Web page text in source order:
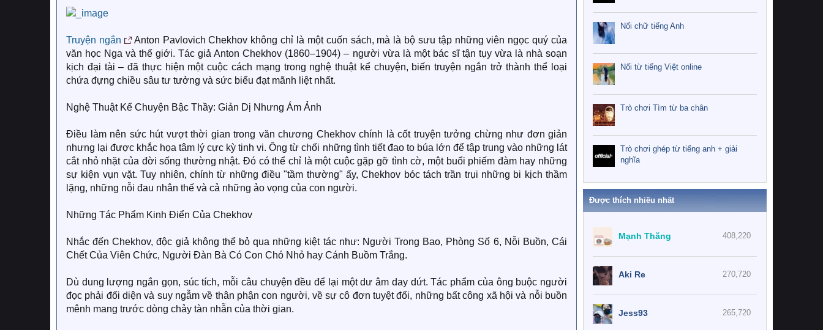
Truyện ngắn
Anton Pavlovich Chekhov không chỉ là một cuốn sách, mà là bộ sưu tập những viên ngọc quý của
văn học Nga và thế giới. Tác giả Anton Chekhov (1860–1904) – người vừa là một bác sĩ tận tụy vừa là nhà soạn
kịch đại tài – đã thực hiện một cuộc cách mạng trong nghệ thuật kể chuyện, biến truyện ngắn trở thành thể loại
chứa đựng chiều sâu tư tưởng và sức biểu đạt mãnh liệt nhất.
Nghệ Thuật Kể Chuyện Bậc Thầy: Giản Dị Nhưng Ám Ảnh
Điều làm nên sức hút vượt thời gian trong văn chương Chekhov chính là cốt truyện tưởng chừng như đơn giản
nhưng lại được khắc họa tâm lý cực kỳ tinh vi. Ông từ chối những tình tiết đao to búa lớn để tập trung vào những lát
cắt nhỏ nhặt của đời sống thường nhật. Đó có thể chỉ là một cuộc gặp gỡ tình cờ, một buổi phiếm đàm hay những
sự kiện vụn vặt. Tuy nhiên, chính từ những điều "tầm thường" ấy, Chekhov bóc tách trần trụi những bi kịch thầm
lặng, những nỗi đau nhân thế và cả những ảo vọng của con người.
Những Tác Phẩm Kinh Điển Của Chekhov
Nhắc đến Chekhov, độc giả không thể bỏ qua những kiệt tác như: Người Trong Bao, Phòng Số 6, Nỗi Buồn, Cái
Chết Của Viên Chức, Người Đàn Bà Có Con Chó Nhỏ hay Cánh Buồm Trắng.
Dù dung lượng ngắn gọn, súc tích, mỗi câu chuyện đều để lại một dư âm day dứt. Tác phẩm của ông buộc người
đọc phải đối diện và suy ngẫm về thân phận con người, về sự cô đơn tuyệt đối, những bất công xã hội và nỗi buồn
mênh mang trước dòng chảy tàn nhẫn của thời gian.
Nối chữ tiếng Anh
Nối từ tiếng Việt online
Trò chơi Tìm từ ba chân
Trò chơi ghép từ tiếng anh + giải
nghĩa
Được thích nhiều nhất
408,220
Mạnh Thăng
270,720
Aki Re
265,720
Jess93